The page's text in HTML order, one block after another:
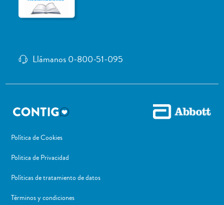
Llámanos 0-800-51-095
Política de Cookies
Politica de Privacidad
Políticas de tratamiento de datos
Términos y condiciones